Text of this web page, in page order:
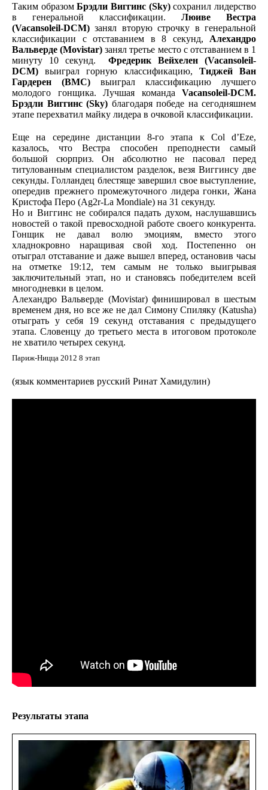
Таким образомБрэдли Виггинс (Sky)сохранил лидерство
в генеральной классификации. Люиве Вестра
(Vacansoleil-DCM) занял вторую строчку в генеральной
классификации с отставанием в 8 секунд, Алехандро
Вальверде (Movistar) занял третье место с отставанием в 1
минуту 10 секунд.Фредерик Вейхелен (Vacansoleil-
DCM) выиграл горную классификацию, Тиджей Ван
Гардерен (BMC) выиграл классификацию лучшего
молодого гонщика. Лучшая команда Vacansoleil-DCM.
Брэдли Виггинс (Sky) благодаря победе на сегодняшнем
этапе перехватил майку лидера в очковой классификации.
Еще на середине дистанции 8-го этапа к Col d’Eze,
казалось, что Вестра способен преподнести самый
большой сюрприз. Он абсолютно не пасовал перед
титулованным специалистом разделок, везя Виггинсу две
секунды. Голландец блестяще завершил свое выступление,
опередив прежнего промежуточного лидера гонки, Жана
Кристофа Перо (Ag2r-La Mondiale) на 31 секунду.
Но и Виггинс не собирался падать духом, наслушавшись
новостей о такой превосходной работе своего конкурента.
Гонщик не давал волю эмоциям, вместо этого
хладнокровно наращивая свой ход. Постепенно он
отыграл отставание и даже вышел вперед, остановив часы
на отметке 19:12, тем самым не только выигрывая
заключительный этап, но и становясь победителем всей
многодневки в целом.
Алехандро Вальверде (Movistar) финишировал в шестым
временем дня, но все же не дал Симону Спиляку (Katusha)
отыграть у себя 19 секунд отставания с предыдущего
этапа. Словенцу до третьего места в итоговом протоколе
не хватило четырех секунд.
Париж-Ницца 2012 8 этап
(язык комментариев русский Ринат Хамидулин)
Результаты этапа